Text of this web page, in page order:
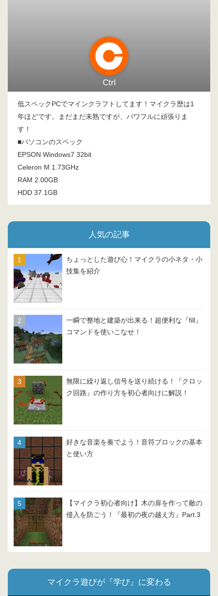
Ctrl
低スペックPCでマインクラフトしてます！マイクラ歴は1
年ほどです。まだまだ未熟ですが、パワフルに頑張りま
す！
■パソコンのスペック
EPSON Windows7 32bit
Celeron M 1.73GHz
RAM 2.00GB
HDD 37.1GB
人気の記事
ちょっとした遊び心！マイクラの小ネタ・小
技集を紹介
一瞬で整地と建築が出来る！超便利な『fill』
コマンドを使いこなせ！
無限に繰り返し信号を送り続ける！『クロッ
ク回路』の作り方を初心者向けに解説！
好きな音楽を奏でよう！音符ブロックの基本
と使い方
【マイクラ初心者向け】木の扉を作って敵の
侵入を防ごう！『最初の夜の越え方』Part.3
マイクラ遊びが『学び』に変わる